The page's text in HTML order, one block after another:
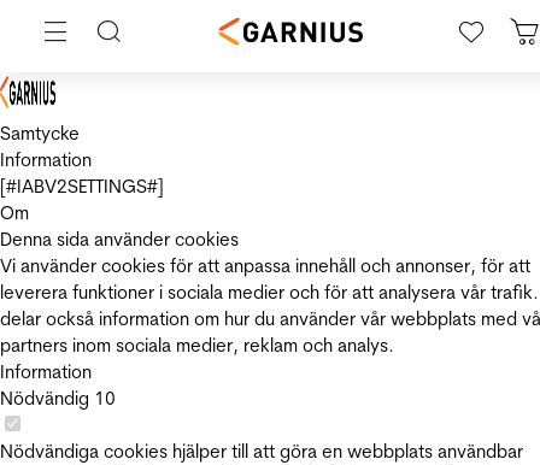
Samtycke
Information
[#IABV2SETTINGS#]
Om
Denna sida använder cookies
Vi använder cookies för att anpassa innehåll och annonser, för att
leverera funktioner i sociala medier och för att analysera vår
delar också information om hur du använder vår webbplats med
partners inom sociala medier, reklam och analys.
Information
Nödvändig 10
Nödvändiga cookies hjälper till att göra en webbplats användbar